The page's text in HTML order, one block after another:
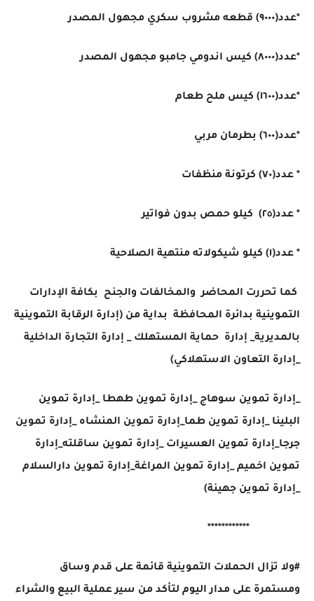
*عدد(٩٠٠٠) قطعه مشروب سكري مجهول المصدر
*عدد(٨٠٠٠) كيس اندومي جامبو مجهول المصدر
*عدد(١٦٠٠) كيس ملح طعام
*عدد(٦٠٠) بطرمان مربي
* عدد(٧٠) كرتونة منظفات
* عدد(٢٥) كيلو حمص بدون فواتير
* عدد(١) كيلو شيكولاته منتهية الصلاحية
كما تحررت المحاضر والمخالفات والجنح بكافة الإدارات
التموينية بدائرة المحافظة بداية من (إدارة الرقابة التموينية
بالمديرية_ إدارة حماية المستهلك _ إدارة التجارة الداخلية
_إدارة التعاون الاستهلاكي)
_إدارة تموين سوهاج _إدارة تموين طهطا _إدارة تموين
البلينا _إدارة تموين طما_إدارة تموين المنشاه _إدارة تموين
جرجا_إدارة تموين العسيرات _إدارة تموين ساقلته_إدارة
تموين اخميم _إدارة تموين المراغة_إدارة تموين دارالسلام
_إدارة تموين جهينة)
************
#ولا تزال الحملات التموينية قائمة على قدم وساق
ومستمرة على مدار اليوم لتأكد من سير عملية البيع والشراء